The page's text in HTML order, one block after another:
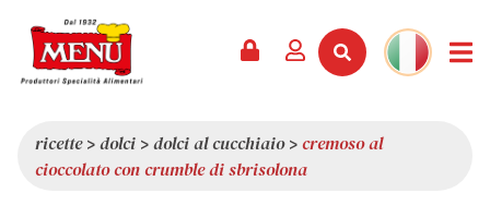
CATALOGO
SERVIZI
ULTIME NOVITÀ
PREMI
CHI SIAMO
QUALITÀ
ricette>dolci >dolci al cucchiaio>cremoso al
cioccolato con crumble di sbrisolona